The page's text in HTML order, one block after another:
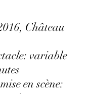
Château
variable
en scène: